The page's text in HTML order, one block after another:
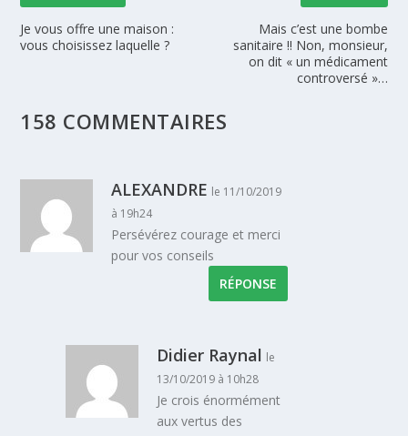
Je vous offre une maison :
vous choisissez laquelle ?
Mais c’est une bombe
sanitaire !! Non, monsieur,
on dit « un médicament
controversé »…
158 COMMENTAIRES
ALEXANDRE le 11/10/2019
à 19h24
Persévérez courage et merci
pour vos conseils
RÉPONSE
Didier Raynal le
13/10/2019 à 10h28
Je crois énormément
aux vertus des